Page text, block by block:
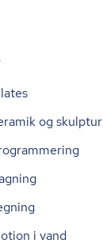
og skulptur
i vand